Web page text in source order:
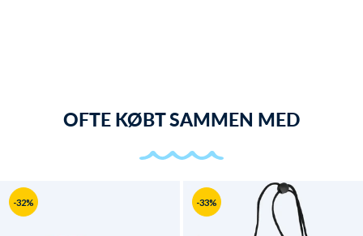
OFTE KØBT SAMMEN MED
-32% -33%